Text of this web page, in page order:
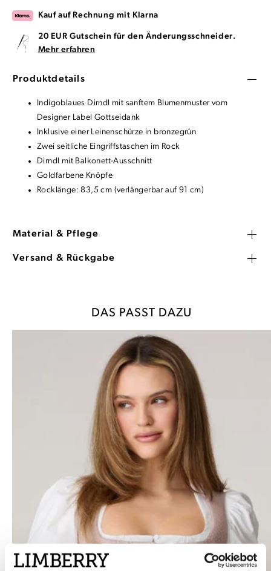
Kauf auf Rechnung mit Klarna
20 EUR Gutschein für den Änderungsschneider.
Mehr erfahren
Produktdetails
Indigoblaues Dirndl mit sanftem Blumenmuster vom
Designer Label Gottseidank
Inklusive einer Leinenschürze in bronzegrün
Zwei seitliche Eingriffstaschen im Rock
Dirndl mit Balkonett-Ausschnitt
Goldfarbene Knöpfe
Rocklänge: 83,5 cm (verlängerbar auf 91 cm)
Material & Pflege
Versand & Rückgabe
DAS PASST DAZU